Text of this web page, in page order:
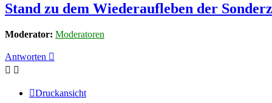
Stand zu dem Wiederaufleben der
Moderator: Moderatoren
Antworten
Druckansicht